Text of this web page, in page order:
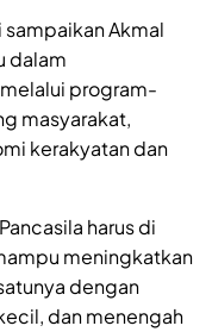
Akmal
dalam
program-
masyarakat,
kerakyatan dan
harus di
meningkatkan
dengan
dan menengah